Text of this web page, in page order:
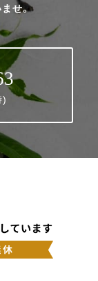
せ。
)